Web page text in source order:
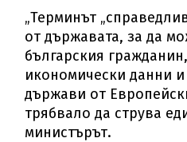
„Терминът
от държавата, за да
българския
икономически данни
държави от
трябвало да струва
министърът.